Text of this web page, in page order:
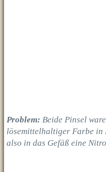
Problem: Beide Pinsel
lösemittelhaltiger Farbe in
also in das Gefäß eine